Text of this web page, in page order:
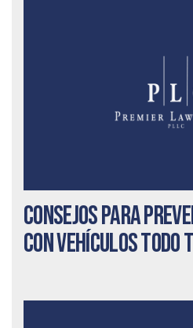
Consejos para
con vehículos todo